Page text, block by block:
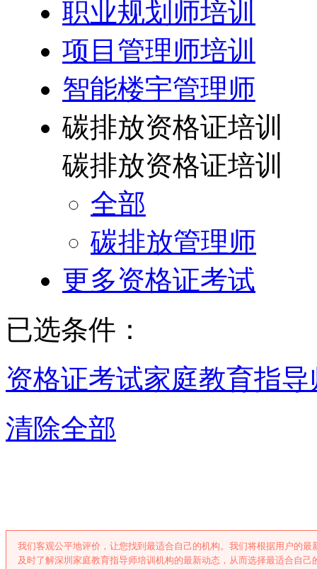
职业规划师培训
项目管理师培训
智能楼宇管理师
碳排放资格证培训
碳排放资格证培训
全部
碳排放管理师
更多资格证考试
已选条件：
资格证考试家庭教育指
清除全部
我们客观公平地评价，让您找到最适合自己的机构。我们将根据用户的
及时了解深圳家庭教育指导师培训机构的最新动态，从而选择最适合自